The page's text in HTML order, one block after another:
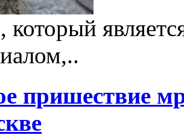
который
пришествие